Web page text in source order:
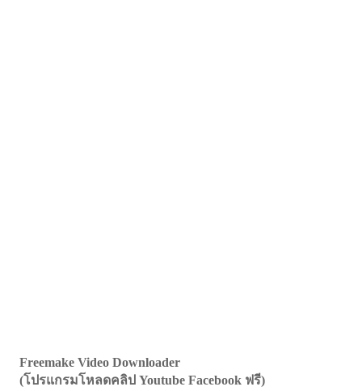
Freemake Video Downloader
(โปรแกรมโหลดคลิป Youtube Facebook ฟรี)